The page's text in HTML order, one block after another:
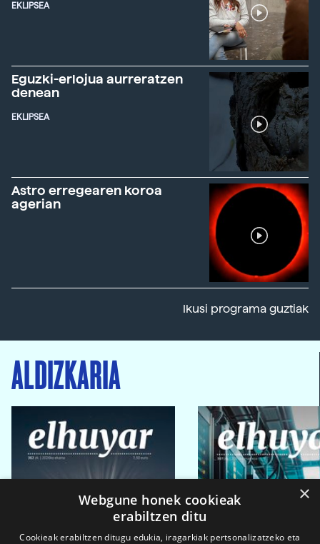
EKLIPSEA
Eguzki-erlojua aurreratzen
denean
EKLIPSEA
Astro erregearen koroa
agerian
Ikusi programa guztiak
ALDIZKARIA
×
Webgune honek cookieak
erabiltzen ditu
Cookieak erabiltzen ditugu edukia, iragarkiak pertsonalizatzeko eta